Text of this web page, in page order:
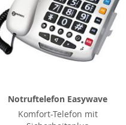
Notruftelefon Easywave
Komfort-Telefon mit